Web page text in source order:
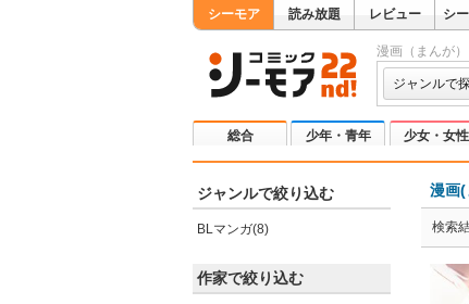
シーモア 読み放題 レビュー シ
漫画（まんが
ジャンルで
総合 少年・青年 少女・女性
ジャンルで絞り込む
BLマンガ(8)
作家で絞り込む
漫画(
検索